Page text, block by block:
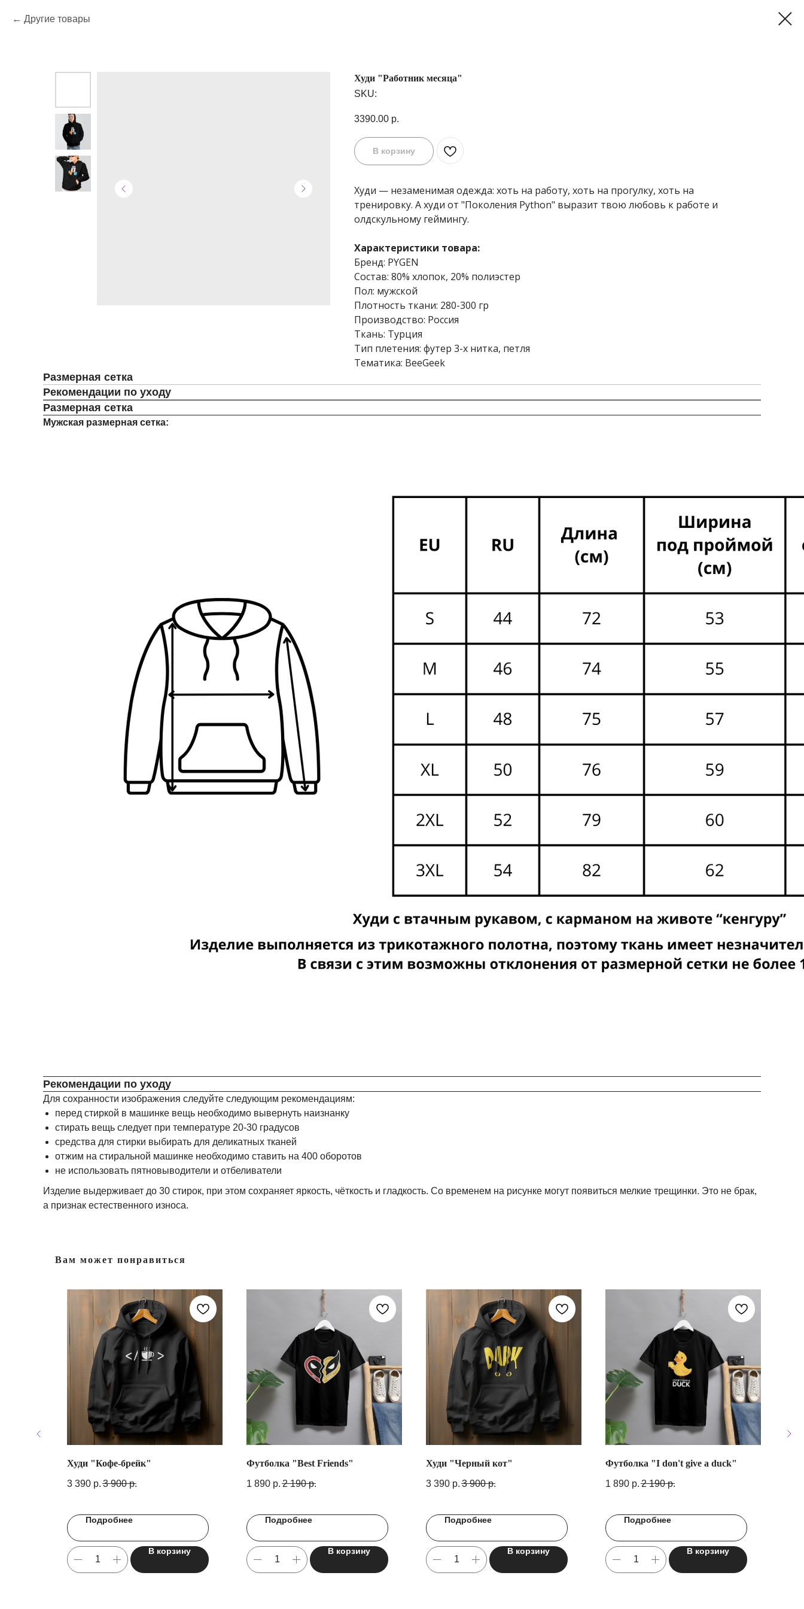
Другие товары
Худи "Работник месяца"
SKU:
3390.00 р.
В корзину
Худи — незаменимая одежда: хоть на работу, хоть на прогулку, хоть на
тренировку. А худи от "Поколения Python" выразит твою любовь к работе и
олдскульному геймингу.
Характеристики товара:
Бренд: PYGEN
Состав: 80% хлопок, 20% полиэстер
Пол: мужской
Плотность ткани: 280-300 гр
Производство: Россия
Ткань: Турция
Тип плетения: футер 3-х нитка, петля
Тематика: BeeGeek
Размерная сетка
Рекомендации по уходу
Размерная сетка
Мужская размерная сетка:
Рекомендации по уходу
Для сохранности изображения следуйте следующим рекомендациям:
перед стиркой в машинке вещь необходимо вывернуть наизнанку
стирать вещь следует при температуре 20-30 градусов
средства для стирки выбирать для деликатных тканей
отжим на стиральной машинке необходимо ставить на 400 оборотов
не использовать пятновыводители и отбеливатели
Изделие выдерживает до 30 стирок, при этом сохраняет яркость, чёткость и гладкость. Со временем на рисунке могут появиться мелкие трещинки. Это не брак,
а признак естественного износа.
Вам может понравиться
Худи "Кофе-брейк"
3 390 р. 3 900 р.
Подробнее
В корзину
Футболка "Best Friends"
1 890 р. 2 190 р.
Подробнее
В корзину
Худи "Черный кот"
3 390 р. 3 900 р.
Подробнее
В корзину
Футболка "I don't give a duck"
1 890 р. 2 190 р.
Подробнее
В корзину